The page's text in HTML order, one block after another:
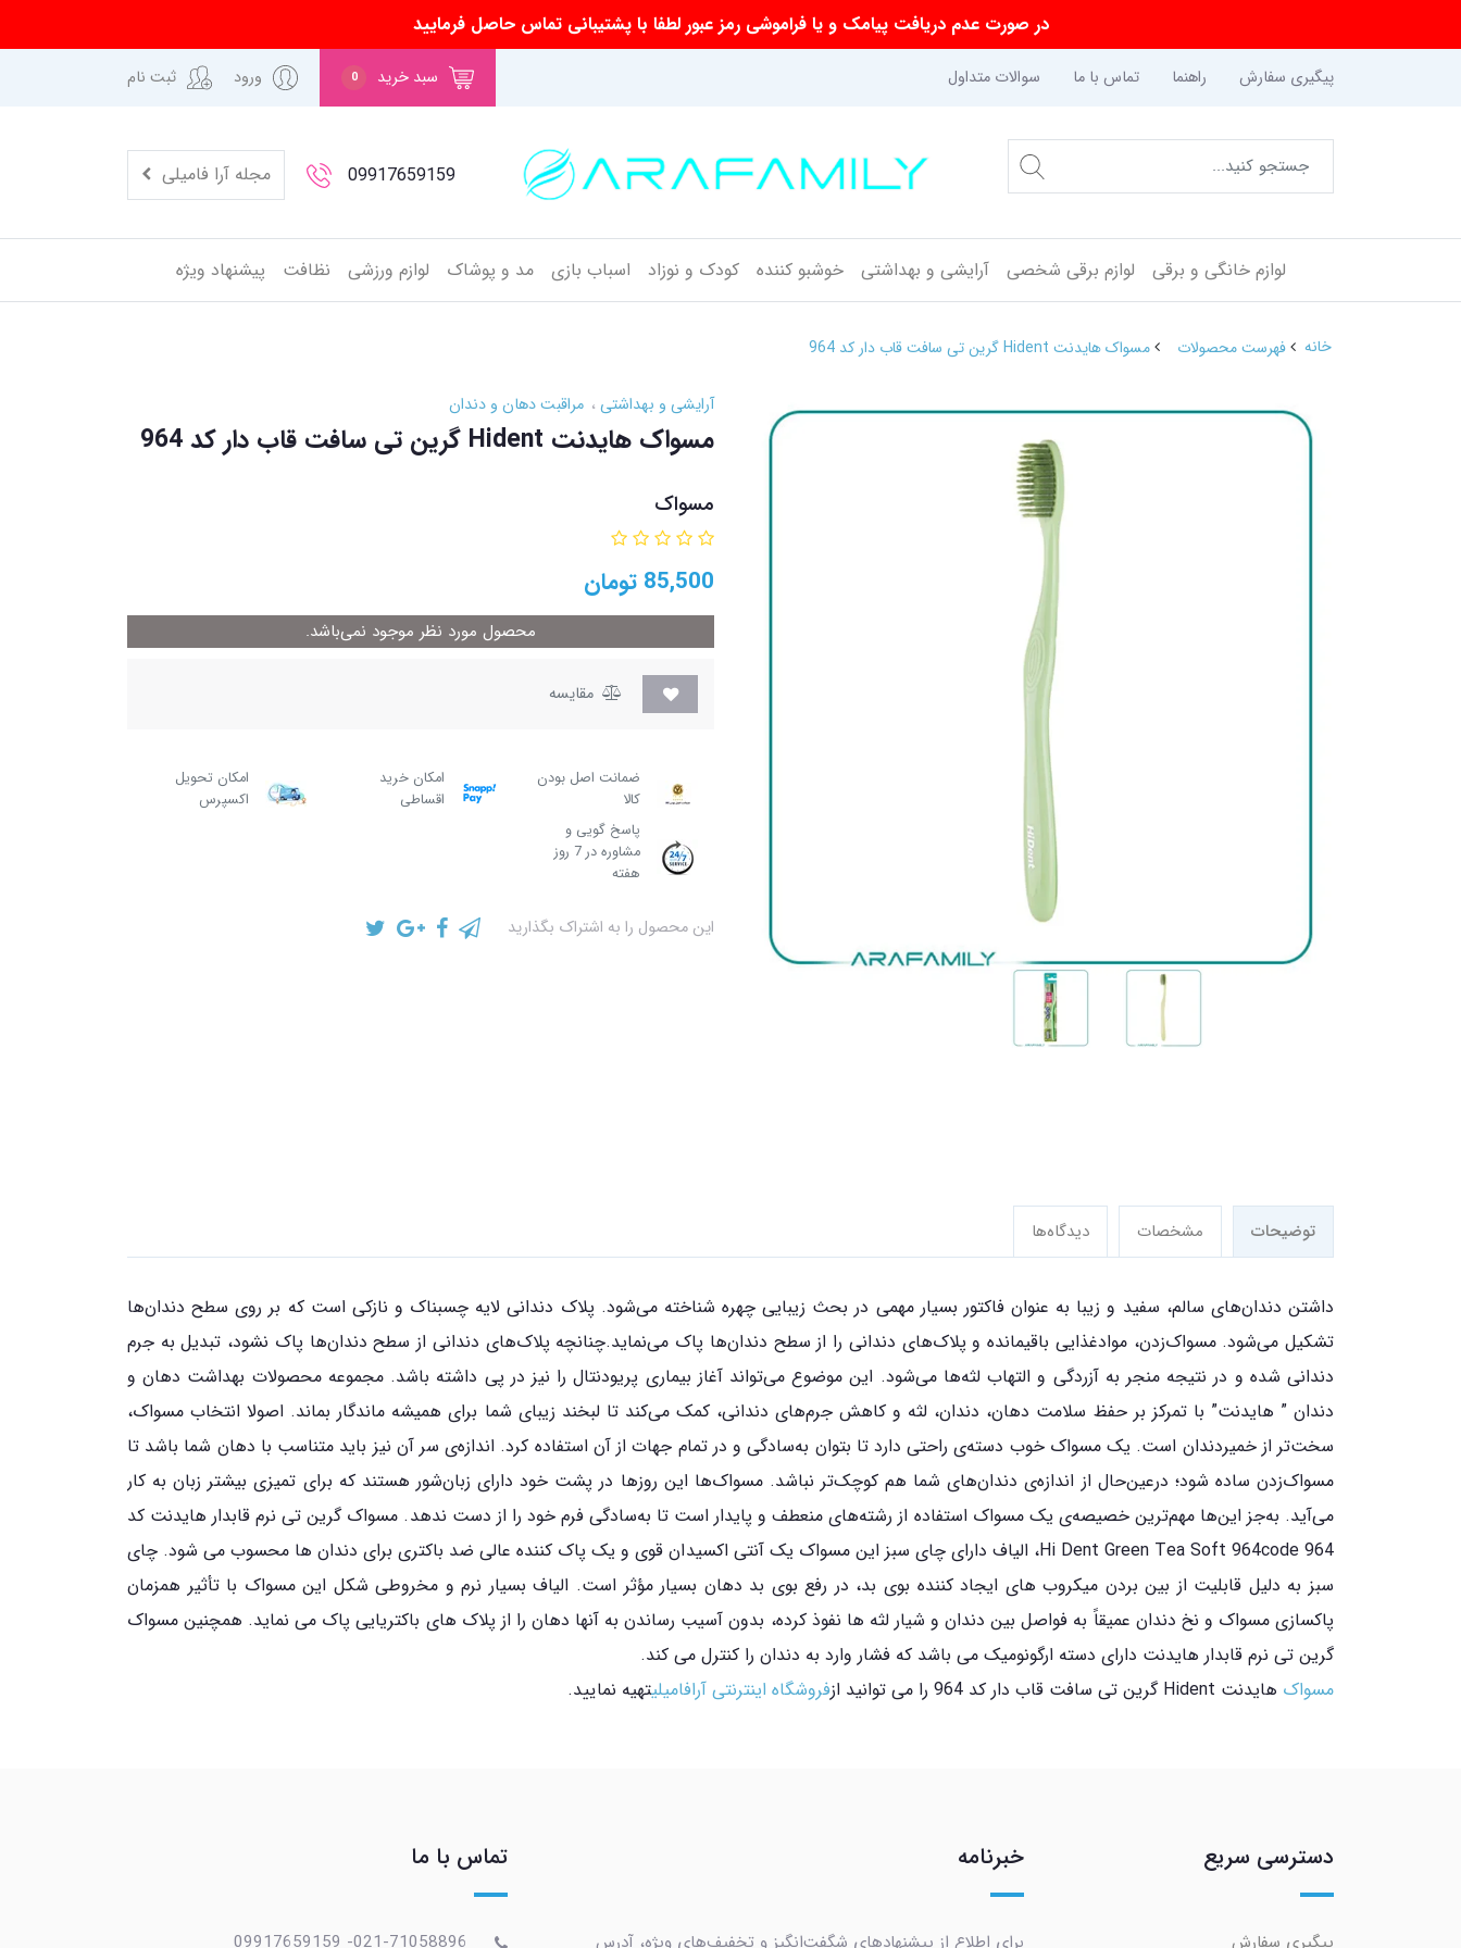
در صورت عدم دریافت پیامک و یا فراموشی رمز عبور لطفا با پشتیبانی تماس حاصل فرمایید
پیگیری سفارش راهنما تماس با ما سوالات متداول سبد خرید 0 ورود ثبت نام
09917659159 مجله آرا فامیلی
لوازم خانگی و برقی لوازم برقی شخصی آرایشی و بهداشتی خوشبو کننده کودک و نوزاد اسباب بازی مد و پوشاک لوازم ورزشی نظافت پیشنهاد ویژه
خانه فهرست محصولات مسواک هایدنت Hident گرین تی سافت قاب دار کد 964
آرایشی و بهداشتی مراقبت دهان و دندان
مسواک هایدنت Hident گرین تی سافت قاب دار کد 964
مسواک
85,500 تومان
محصول مورد نظر موجود نمی‌باشد.
مقایسه
ضمانت اصل بودن
کالا
امکان خرید
اقساطی
امکان تحویل
اکسپرس
پاسخ گویی و
مشاوره در 7 روز
هفته
این محصول را به اشتراک بگذارید
توضیحات مشخصات دیدگاه‌ها
داشتن دندان‌های سالم، سفید و زیبا به عنوان فاکتور بسیار مهمی در بحث زیبایی چهره شناخته می‌شود. پلاک دندانی لایه چسبناک و نازکی است که بر روی سطح دندان‌ها
تشکیل می‌شود. مسواک‌زدن، موادغذایی باقیمانده و پلاک‌های دندانی را از سطح دندان‌ها پاک می‌نماید.چنانچه پلاک‌های دندانی از سطح دندان‌ها پاک نشود، تبدیل به جرم
دندانی شده و در نتیجه منجر به آزردگی و التهاب لثه‌ها می‌شود. این موضوع می‌تواند آغاز بیماری پریودنتال را نیز در پی داشته باشد. مجموعه محصولات بهداشت دهان و
دندان ” هایدنت” با تمرکز بر حفظ سلامت دهان، دندان، لثه و کاهش جرم‌های دندانی، کمک می‌کند تا لبخند زیبای شما برای همیشه ماندگار بماند. اصولا انتخاب مسواک،
سخت‌تر از خمیردندان است. یک مسواک خوب دسته‌ی راحتی دارد تا بتوان به‌سادگی و در تمام جهات از آن استفاده کرد. اندازه‌ی سر آن نیز باید متناسب با دهان شما باشد تا
مسواک‌زدن ساده شود؛ درعین‌حال از اندازه‌ی دندان‌های شما هم کوچک‌تر نباشد. مسواک‌ها این روزها در پشت خود دارای زبان‌شور هستند که برای تمیزی بیشتر زبان به کار
می‌آید. به‌جز این‌ها مهم‌ترین خصیصه‌ی یک مسواک استفاده از رشته‌های منعطف و پایدار است تا به‌سادگی فرم خود را از دست ندهد. مسواک گرین تی نرم قابدار هایدنت کد
964 Hi Dent Green Tea Soft 964code، الیاف دارای چای سبز این مسواک یک آنتی اکسیدان قوی و یک پاک کننده عالی ضد باکتری برای دندان ها محسوب می شود. چای
سبز به دلیل قابلیت از بین بردن میکروب های ایجاد کننده بوی بد، در رفع بوی بد دهان بسیار مؤثر است. الیاف بسیار نرم و مخروطی شکل این مسواک با تأثیر همزمان
پاکسازی مسواک و نخ دندان عمیقاً به فواصل بین دندان و شیار لثه ها نفوذ کرده، بدون آسیب رساندن به آنها دهان را از پلاک های باکتریایی پاک می نماید. همچنین مسواک
گرین تی نرم قابدار هایدنت دارای دسته ارگونومیک می باشد که فشار وارد به دندان را کنترل می کند.
مسواک هایدنت Hident گرین تی سافت قاب دار کد 964 را می توانید از فروشگاه اینترنتی آرافامیلیتهیه نمایید.
دسترسی سریع
پیگیری سفارش
خبرنامه
برای اطلاع از پیشنهادهای شگفت‌انگیز و تخفیف‌های ویژه، آدرس
تماس با ما